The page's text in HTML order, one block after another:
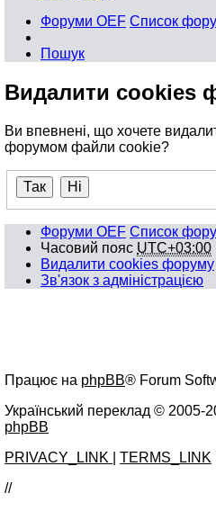
Форуми OEF Список
Пошук
Видалити cookies
Ви впевнені, що хочете
форумом файли cookie?
Форуми OEF Список
Часовий пояс UTC+03:00
Видалити cookies форуму
Зв'язок з адміністрацією
Працює на phpBB® Forum
Український переклад © 2005-
phpBB
PRIVACY_LINK
TERMS_LINK
//